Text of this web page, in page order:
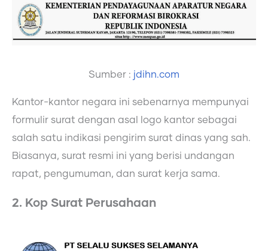
Sumber : jdihn.com
Kantor-kantor negara ini sebenarnya mempunyai
formulir surat dengan asal logo kantor sebagai
salah satu indikasi pengirim surat dinas yang sah.
Biasanya, surat resmi ini yang berisi undangan
rapat, pengumuman, dan surat kerja sama.
2. Kop Surat Perusahaan